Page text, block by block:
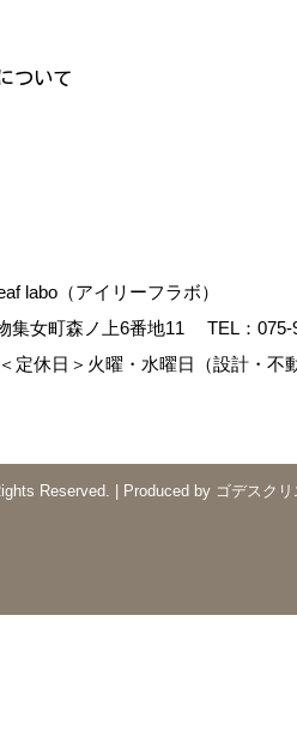
ついて
labo（アイリーフラボ）
集女町森ノ上6番地11 TEL： 075-
＜定休日＞火曜・水曜日（設計・不
Reserved. Produced by ゴデスクリ